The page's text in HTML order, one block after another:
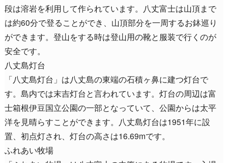
段は溶岩を利用して作られています。八丈富士は山頂まで
は約60分で登ることができ、山頂部分を一周するお鉢巡り
ができます。登山をする時は登山用の靴と服装で行くのが
安全です。
八丈島灯台
「八丈島灯台」は八丈島の東端の石積ヶ鼻に建つ灯台で
す。島内では末吉灯台と言われています。灯台の周辺は富
士箱根伊豆国立公園の一部となっていて、公園からは太平
洋を見晴らすことができます。八丈島灯台は1951年に設
置、初点灯され、灯台の高さは16.69mです。
ふれあい牧場